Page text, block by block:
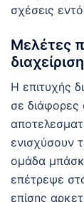
σχέσεις
Μελέτες
Η επιτυχής
σε διάφορες
ενισχύσουν
ομάδα
επέτρεψε
επίσης